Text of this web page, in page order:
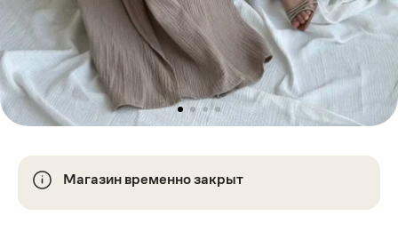
Магазин временно закрыт